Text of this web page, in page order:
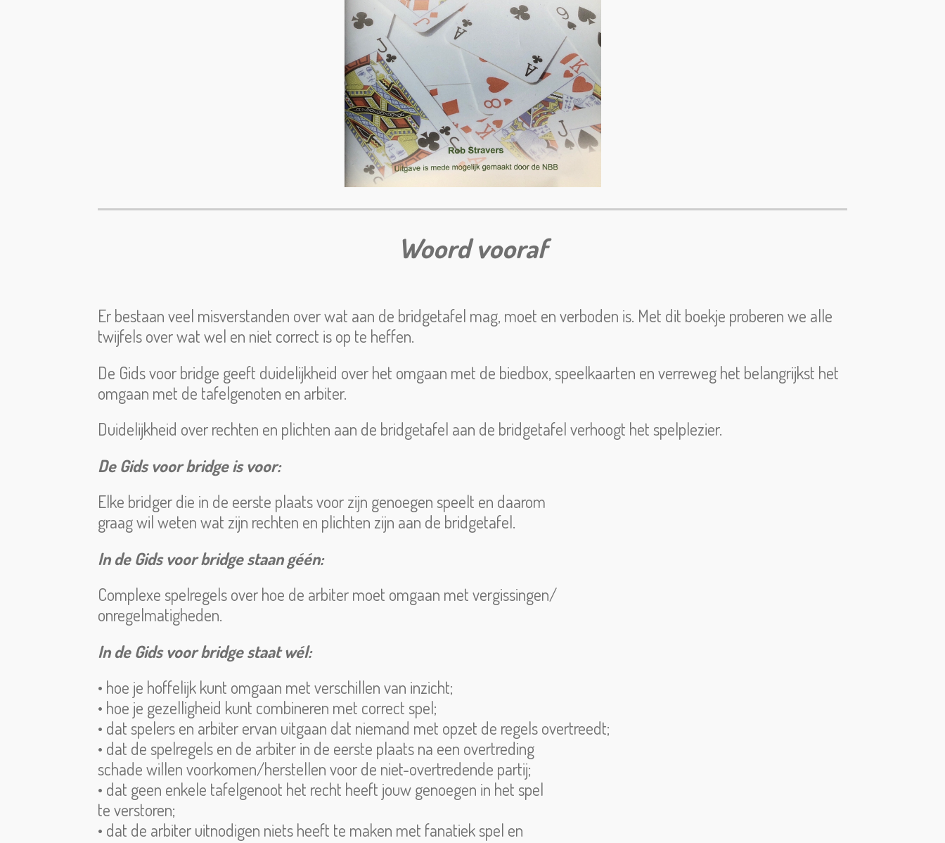
Woord vooraf
Er bestaan veel misverstanden over wat aan de bridgetafel mag, moet en verboden is. Met dit boekje proberen we alle
twijfels over wat wel en niet correct is op te heffen.
De Gids voor bridge geeft duidelijkheid over het omgaan met de biedbox, speelkaarten en verreweg het belangrijkst het
omgaan met de tafelgenoten en arbiter.
Duidelijkheid over rechten en plichten aan de bridgetafel aan de bridgetafel verhoogt het spelplezier.
De Gids voor bridge is voor:
Elke bridger die in de eerste plaats voor zijn genoegen speelt en daarom
graag wil weten wat zijn rechten en plichten zijn aan de bridgetafel.
In de Gids voor bridge staan géén:
Complexe spelregels over hoe de arbiter moet omgaan met vergissingen/
onregelmatigheden.
In de Gids voor bridge staat wél:
• hoe je hoffelijk kunt omgaan met verschillen van inzicht;
• hoe je gezelligheid kunt combineren met correct spel;
• dat spelers en arbiter ervan uitgaan dat niemand met opzet de regels overtreedt;
• dat de spelregels en de arbiter in de eerste plaats na een overtreding
schade willen voorkomen/herstellen voor de niet-overtredende partij;
• dat geen enkele tafelgenoot het recht heeft jouw genoegen in het spel
te verstoren;
• dat de arbiter uitnodigen niets heeft te maken met fanatiek spel en